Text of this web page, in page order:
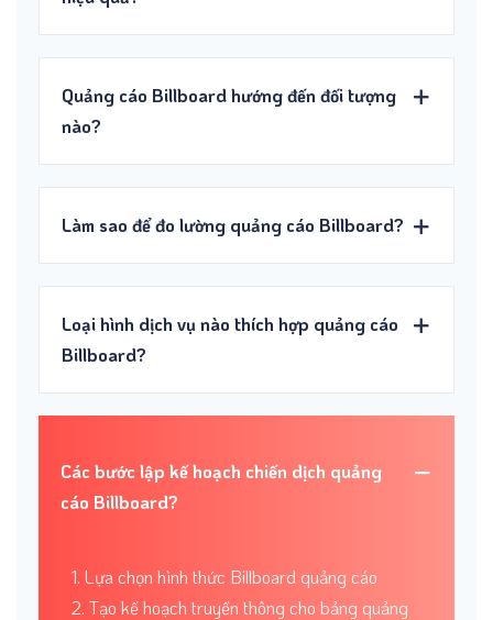
Quảng cáo Billboard hướng đến đối tượng
nào?
Làm sao để đo lường quảng cáo Billboard?
Loại hình dịch vụ nào thích hợp quảng cáo
Billboard?
Các bước lập kế hoạch chiến dịch quảng
cáo Billboard?
1. Lựa chọn hình thức Billboard quảng cáo
2. Tạo kế hoạch truyền thông cho bảng quảng